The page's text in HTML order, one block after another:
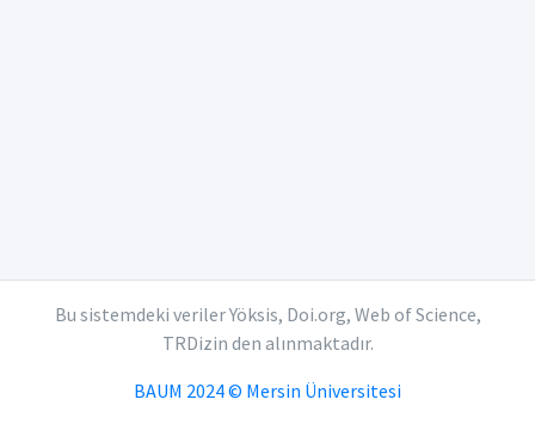
Bu sistemdeki veriler Yöksis, Doi.org, Web of Science,
TRDizin den alınmaktadır.
BAUM 2024 © Mersin Üniversitesi